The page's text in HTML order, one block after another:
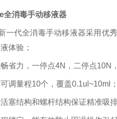
全消毒手动移液器
一代全消毒手动移液器采用优
体验；
省力，一停点4N，二停点10N
调量程10个，覆盖0.1ul~10ml；
塞结构和螺杆结构保证精准吸